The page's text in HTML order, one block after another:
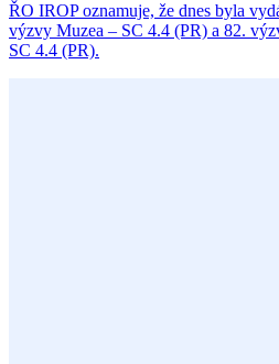
ŘO IROP oznamuje, že dnes byla
výzvy Muzea – SC 4.4 (PR) a 82.
SC 4.4 (PR).